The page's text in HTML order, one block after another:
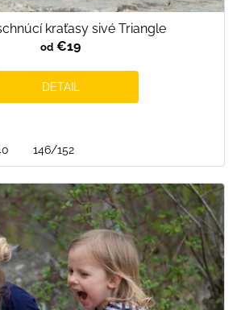
kraťasy sivé Triangle
od €19
DETAIL
146/152